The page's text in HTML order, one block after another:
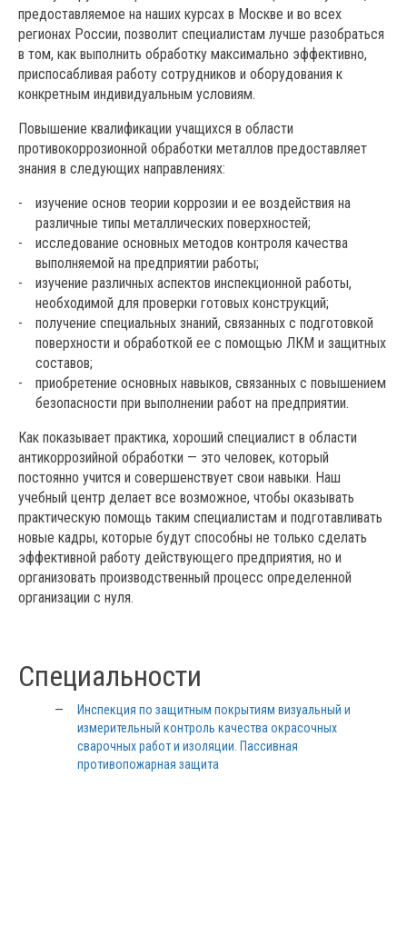
предоставляемое на наших курсах в Москве и во всех
регионах России, позволит специалистам лучше разобраться
в том, как выполнить обработку максимально эффективно,
приспосабливая работу сотрудников и оборудования к
конкретным индивидуальным условиям.
Повышение квалификации учащихся в области
противокоррозионной обработки металлов предоставляет
знания в следующих направлениях:
изучение основ теории коррозии и ее воздействия на
различные типы металлических поверхностей;
исследование основных методов контроля качества
выполняемой на предприятии работы;
изучение различных аспектов инспекционной работы,
необходимой для проверки готовых конструкций;
получение специальных знаний, связанных с подготовкой
поверхности и обработкой ее с помощью ЛКМ и защитных
составов;
приобретение основных навыков, связанных с повышением
безопасности при выполнении работ на предприятии.
Как показывает практика, хороший специалист в области
антикоррозийной обработки — это человек, который
постоянно учится и совершенствует свои навыки. Наш
учебный центр делает все возможное, чтобы оказывать
практическую помощь таким специалистам и подготавливать
новые кадры, которые будут способны не только сделать
эффективной работу действующего предприятия, но и
организовать производственный процесс определенной
организации с нуля.
Специальности
Инспекция по защитным покрытиям визуальный и
измерительный контроль качества окрасочных
сварочных работ и изоляции. Пассивная
противопожарная защита